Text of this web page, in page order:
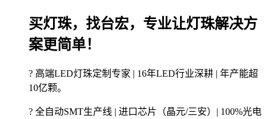
买灯珠，找台宏，专业让灯珠解决方
案更简单！
? 高端LED灯珠定制专家 | 16年LED行业深耕 | 年产能超
10亿颗。
? 全自动SMT生产线 | 进口芯片（晶元/三安）| 100%光电